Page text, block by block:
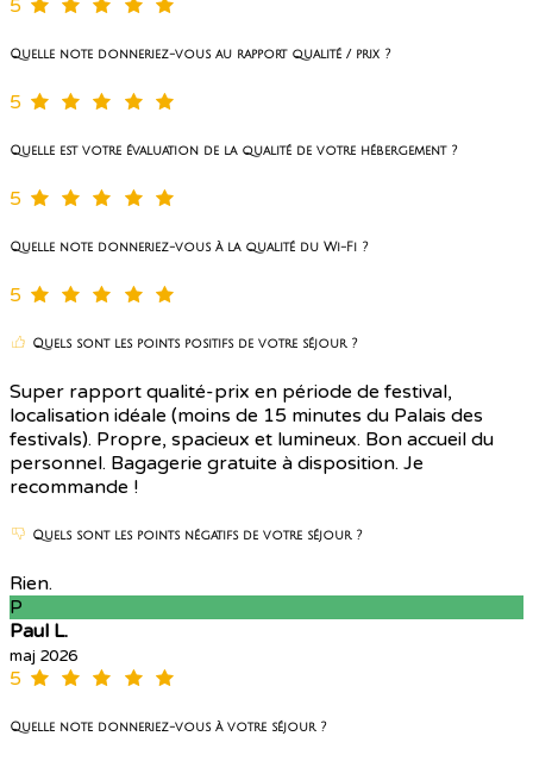
5
Quelle note donneriez-vous au rapport qualité / prix ?
5
Quelle est votre évaluation de la qualité de votre hébergement ?
5
Quelle note donneriez-vous à la qualité du Wi-Fi ?
5
Quels sont les points positifs de votre séjour ?
Super rapport qualité-prix en période de festival,
localisation idéale (moins de 15 minutes du Palais des
festivals). Propre, spacieux et lumineux. Bon accueil du
personnel. Bagagerie gratuite à disposition. Je
recommande !
Quels sont les points négatifs de votre séjour ?
Rien.
P
Paul L.
maj 2026
5
Quelle note donneriez-vous à votre séjour ?